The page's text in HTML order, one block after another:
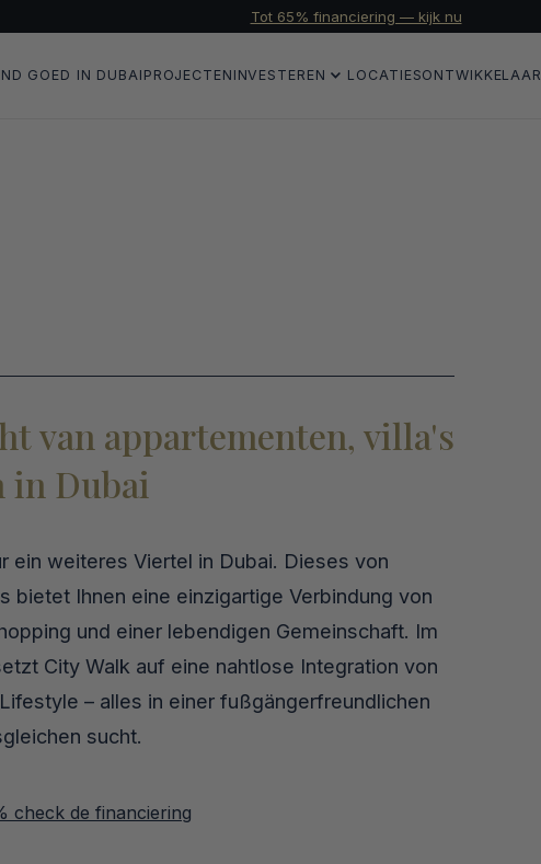
Tot 65% financiering — kijk nu
GOED IN DUBAIPROJECTEN INVESTEREN LOCATIESONTWIKKELAAR
van appartementen, villa's
in Dubai
ein weiteres Viertel in Dubai. Dieses von
bietet Ihnen eine einzigartige Verbindung von
und einer lebendigen Gemeinschaft. Im
City Walk auf eine nahtlose Integration von
– alles in einer fußgängerfreundlichen
sucht.
check de financiering